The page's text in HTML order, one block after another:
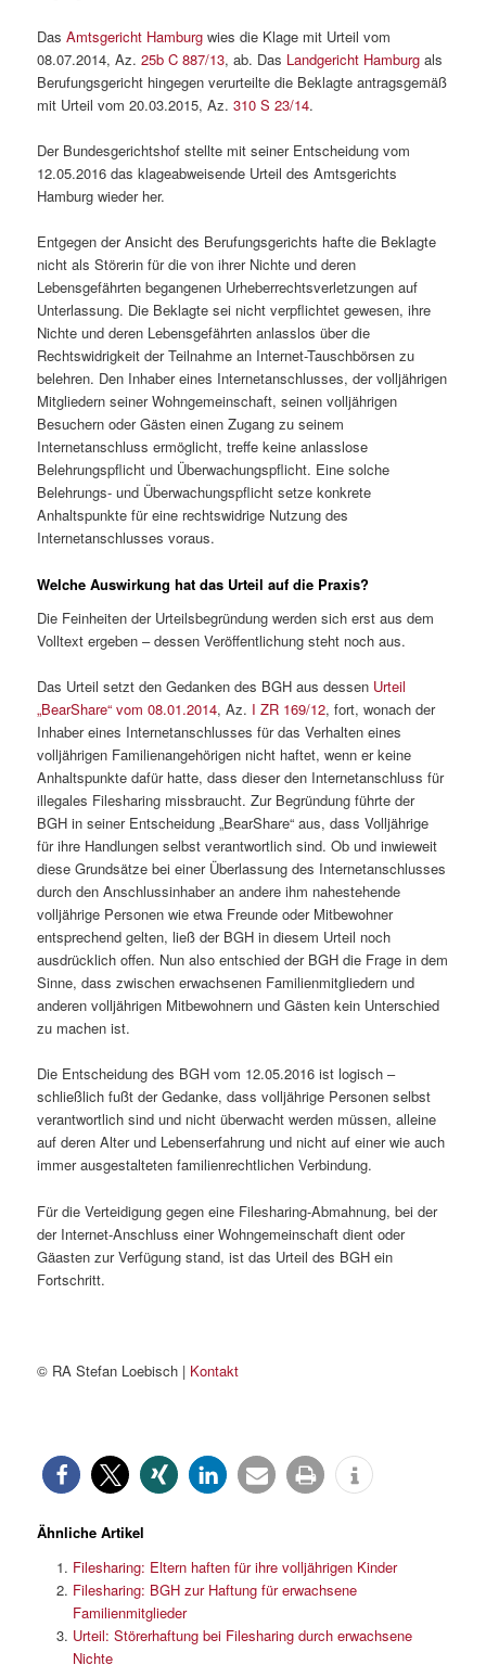
DasAmtsgericht Hamburg wies die Klage mit Urteil vom
08.07.2014, Az.25b C 887/13, ab. Das Landgericht Hamburg als
Berufungsgericht hingegen verurteilte die Beklagte antragsgemäß
mit Urteil vom 20.03.2015, Az.310 S 23/14.
Der Bundesgerichtshof stellte mit seiner Entscheidung vom
12.05.2016 das klageabweisende Urteil des Amtsgerichts
Hamburg wieder her.
Entgegen der Ansicht des Berufungsgerichts hafte die Beklagte
nicht als Störerin für die von ihrer Nichte und deren
Lebensgefährten begangenen Urheberrechtsverletzungen auf
Unterlassung. Die Beklagte sei nicht verpflichtet gewesen, ihre
Nichte und deren Lebensgefährten anlasslos über die
Rechtswidrigkeit der Teilnahme an Internet-Tauschbörsen zu
belehren. Den Inhaber eines Internetanschlusses, der volljährigen
Mitgliedern seiner Wohngemeinschaft, seinen volljährigen
Besuchern oder Gästen einen Zugang zu seinem
Internetanschluss ermöglicht, treffe keine anlasslose
Belehrungspflicht und Überwachungspflicht. Eine solche
Belehrungs- und Überwachungspflicht setze konkrete
Anhaltspunkte für eine rechtswidrige Nutzung des
Internetanschlusses voraus.
Welche Auswirkung hat das Urteil auf die Praxis?
Die Feinheiten der Urteilsbegründung werden sich erst aus dem
Volltext ergeben – dessen Veröffentlichung steht noch aus.
Das Urteil setzt den Gedanken des BGH aus dessen Urteil
„BearShare“ vom 08.01.2014, Az. I ZR 169/12, fort, wonach der
Inhaber eines Internetanschlusses für das Verhalten eines
volljährigen Familienangehörigen nicht haftet, wenn er keine
Anhaltspunkte dafür hatte, dass dieser den Internetanschluss für
illegales Filesharing missbraucht. Zur Begründung führte der
BGH in seiner Entscheidung „BearShare“ aus, dass Volljährige
für ihre Handlungen selbst verantwortlich sind. Ob und inwieweit
diese Grundsätze bei einer Überlassung des Internetanschlusses
durch den Anschlussinhaber an andere ihm nahestehende
volljährige Personen wie etwa Freunde oder Mitbewohner
entsprechend gelten, ließ der BGH in diesem Urteil noch
ausdrücklich offen. Nun also entschied der BGH die Frage in dem
Sinne, dass zwischen erwachsenen Familienmitgliedern und
anderen volljährigen Mitbewohnern und Gästen kein Unterschied
zu machen ist.
Die Entscheidung des BGH vom 12.05.2016 ist logisch –
schließlich fußt der Gedanke, dass volljährige Personen selbst
verantwortlich sind und nicht überwacht werden müssen, alleine
auf deren Alter und Lebenserfahrung und nicht auf einer wie auch
immer ausgestalteten familienrechtlichen Verbindung.
Für die Verteidigung gegen eine Filesharing-Abmahnung, bei der
der Internet-Anschluss einer Wohngemeinschaft dient oder
Gäasten zur Verfügung stand, ist das Urteil des BGH ein
Fortschritt.
© RA Stefan Loebisch | Kontakt
Ähnliche Artikel
Filesharing: Eltern haften für ihre volljährigen Kinder
Filesharing: BGH zur Haftung für erwachsene
Familienmitglieder
Urteil: Störerhaftung bei Filesharing durch erwachsene
Nichte